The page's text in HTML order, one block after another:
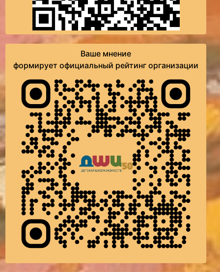
Ваше мнение
формирует официальный рейтинг организации